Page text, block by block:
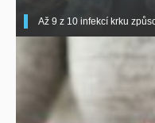
Až 9 z 10 infekcí krku